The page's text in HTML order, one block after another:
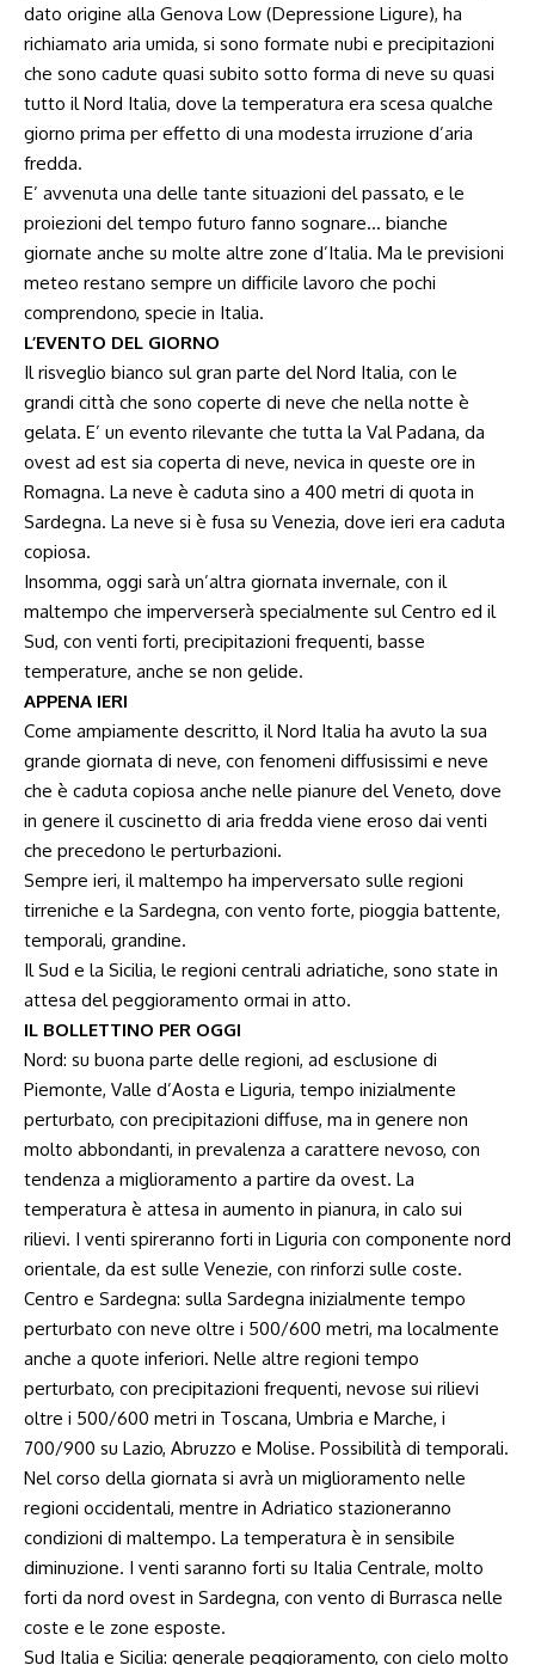
dato origine alla Genova Low (Depressione Ligure), ha
richiamato aria umida, si sono formate nubi e precipitazioni
che sono cadute quasi subito sotto forma di neve su quasi
tutto il Nord Italia, dove la temperatura era scesa qualche
giorno prima per effetto di una modesta irruzione d’aria
fredda.
E’ avvenuta una delle tante situazioni del passato, e le
proiezioni del tempo futuro fanno sognare… bianche
giornate anche su molte altre zone d’Italia. Ma le previsioni
meteo restano sempre un difficile lavoro che pochi
comprendono, specie in Italia.
L’EVENTO DEL GIORNO
Il risveglio bianco sul gran parte del Nord Italia, con le
grandi città che sono coperte di neve che nella notte è
gelata. E’ un evento rilevante che tutta la Val Padana, da
ovest ad est sia coperta di neve, nevica in queste ore in
Romagna. La neve è caduta sino a 400 metri di quota in
Sardegna. La neve si è fusa su Venezia, dove ieri era caduta
copiosa.
Insomma, oggi sarà un’altra giornata invernale, con il
maltempo che imperverserà specialmente sul Centro ed il
Sud, con venti forti, precipitazioni frequenti, basse
temperature, anche se non gelide.
APPENA IERI
Come ampiamente descritto, il Nord Italia ha avuto la sua
grande giornata di neve, con fenomeni diffusissimi e neve
che è caduta copiosa anche nelle pianure del Veneto, dove
in genere il cuscinetto di aria fredda viene eroso dai venti
che precedono le perturbazioni.
Sempre ieri, il maltempo ha imperversato sulle regioni
tirreniche e la Sardegna, con vento forte, pioggia battente,
temporali, grandine.
Il Sud e la Sicilia, le regioni centrali adriatiche, sono state in
attesa del peggioramento ormai in atto.
IL BOLLETTINO PER OGGI
Nord: su buona parte delle regioni, ad esclusione di
Piemonte, Valle d’Aosta e Liguria, tempo inizialmente
perturbato, con precipitazioni diffuse, ma in genere non
molto abbondanti, in prevalenza a carattere nevoso, con
tendenza a miglioramento a partire da ovest. La
temperatura è attesa in aumento in pianura, in calo sui
rilievi. I venti spireranno forti in Liguria con componente nord
orientale, da est sulle Venezie, con rinforzi sulle coste.
Centro e Sardegna: sulla Sardegna inizialmente tempo
perturbato con neve oltre i 500/600 metri, ma localmente
anche a quote inferiori. Nelle altre regioni tempo
perturbato, con precipitazioni frequenti, nevose sui rilievi
oltre i 500/600 metri in Toscana, Umbria e Marche, i
700/900 su Lazio, Abruzzo e Molise. Possibilità di temporali.
Nel corso della giornata si avrà un miglioramento nelle
regioni occidentali, mentre in Adriatico stazioneranno
condizioni di maltempo. La temperatura è in sensibile
diminuzione. I venti saranno forti su Italia Centrale, molto
forti da nord ovest in Sardegna, con vento di Burrasca nelle
coste e le zone esposte.
Sud Italia e Sicilia: generale peggioramento, con cielo molto